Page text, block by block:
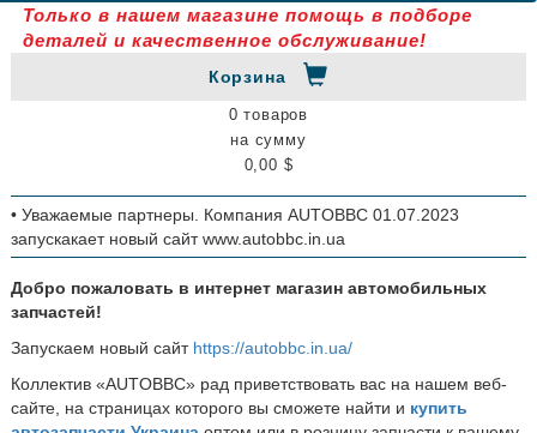
Только в нашем магазине помощь в подборе
деталей и качественное обслуживание!
Корзина
0 товаров
на сумму
0,00 $
• Уважаемые партнеры. Компания AUTOBBC 01.07.2023
запускакает новый сайт www.autobbc.in.ua
Добро пожаловать в интернет магазин автомобильных
запчастей!
Запускаем новый сайт https://autobbc.in.ua/
Коллектив «AUTOBBC» рад приветствовать вас на нашем веб-
сайте, на страницах которого вы сможете найти и купить